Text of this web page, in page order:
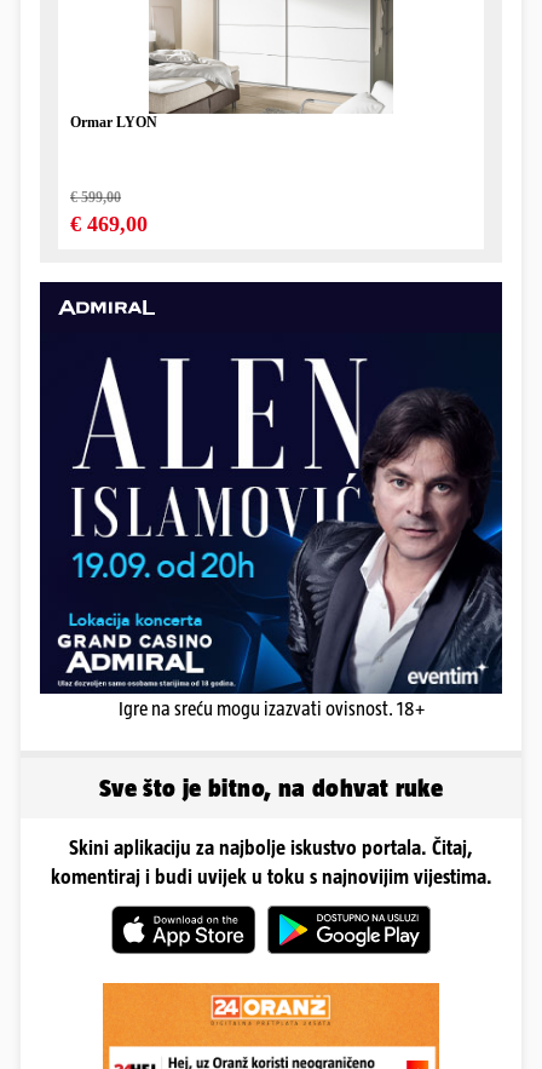
eto, prije točno 40 godina, kad se u mojem
glazbenom životu pojavio Marijan Ban. Za Bana
sam prvi put čuo kad me je prijatelj iz škole, a i tih
mojih i naših glazbenih početaka, Dragiša Mandić
jedriličar, ali ima super pjesme. Da sad ne
prepričavam sve ispočetka, poslužit ću se izvacima
početke koji su doveli do
Igre na sreću mogu izazvati ovisnost. 18+
Sve što je bitno, na dohvat ruke
Skini aplikaciju za najbolje iskustvo portala. Čitaj,
komentiraj i budi uvijek u toku s najnovijim vijestima.